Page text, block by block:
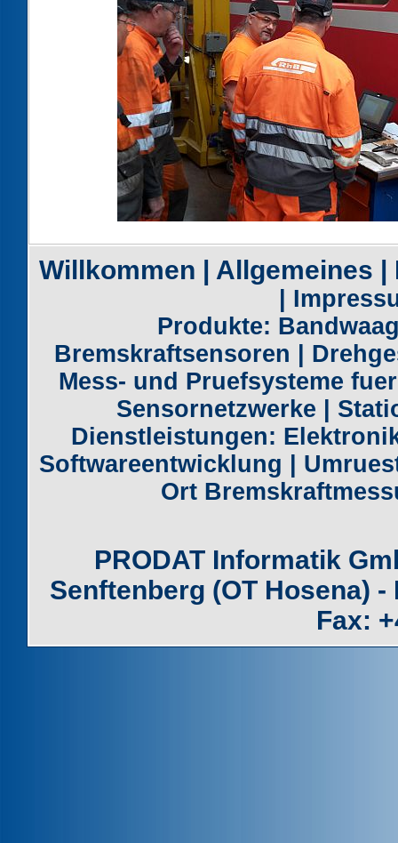
Willkommen | Allgemeines |
Produkte:
Bremskraftsensoren
Mess- und Pruefsysteme
Sensornetzwerke
Dienstleistungen:
Softwareentwicklung
Ort
PRODAT Informatik
Senftenberg (OT Hosena)
Fax: